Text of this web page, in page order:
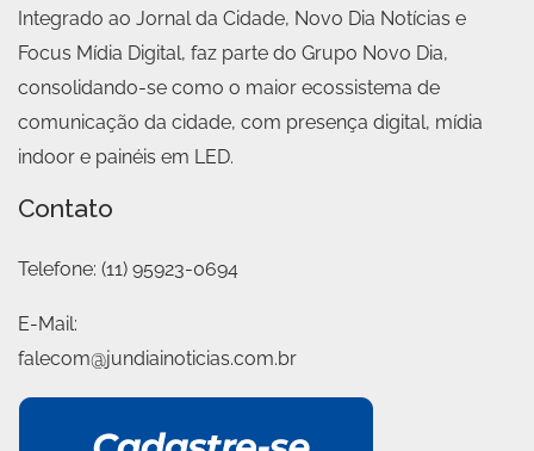
Integrado ao Jornal da Cidade, Novo Dia Notícias e
Focus Mídia Digital, faz parte do Grupo Novo Dia,
consolidando-se como o maior ecossistema de
comunicação da cidade, com presença digital, mídia
indoor e painéis em LED.
Contato
Telefone: (11) 95923-0694
E-Mail:
falecom@jundiainoticias.com.br